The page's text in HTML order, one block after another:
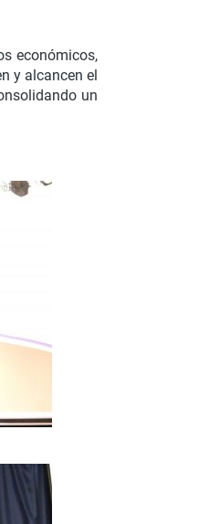
económicos,
y alcancen el
un